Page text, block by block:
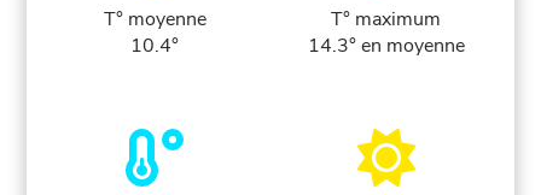
T° moyenne
10.4°
T° maximum
14.3° en moyenne